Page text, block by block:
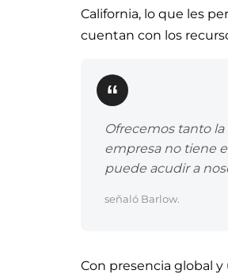
California, lo que les
cuentan con los
Ofrecemos tanto
empresa no tiene
puede acudir a
señaló Barlow.
Con presencia global